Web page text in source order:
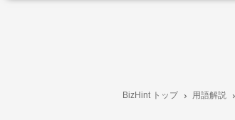
BizHint トップ 用語解説